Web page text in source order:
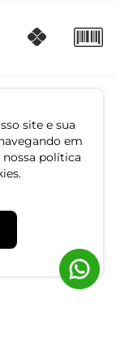
site e sua
em
política
Alves - SC